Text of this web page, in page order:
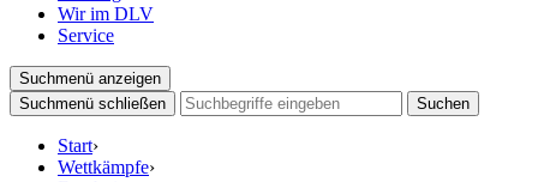
Wir im DLV
Service
Suchmenü anzeigen
Suchmenü schließen
Suchen
Start›
Wettkämpfe›